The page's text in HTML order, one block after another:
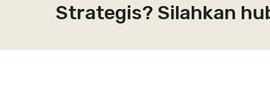
Strategis? Silahkan